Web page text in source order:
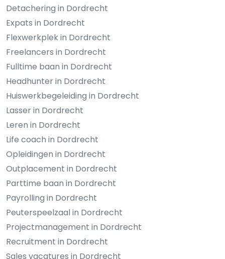
Detachering in Dordrecht
Expats in Dordrecht
Flexwerkplek in Dordrecht
Freelancers in Dordrecht
Fulltime baan in Dordrecht
Headhunter in Dordrecht
Huiswerkbegeleiding in Dordrecht
Lasser in Dordrecht
Leren in Dordrecht
Life coach in Dordrecht
Opleidingen in Dordrecht
Outplacement in Dordrecht
Parttime baan in Dordrecht
Payrolling in Dordrecht
Peuterspeelzaal in Dordrecht
Projectmanagement in Dordrecht
Recruitment in Dordrecht
Sales vacatures in Dordrecht